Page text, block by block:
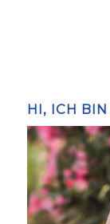
HI, ICH